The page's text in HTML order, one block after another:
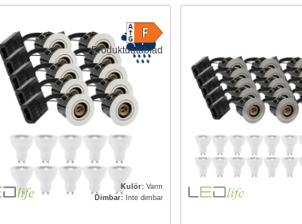
Produktdatablad
Kulör:Varm
Dimbar:Inte dimbar